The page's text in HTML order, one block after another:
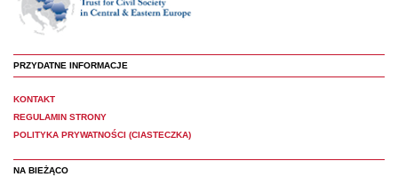
PRZYDATNE INFORMACJE
KONTAKT
REGULAMIN STRONY
POLITYKA PRYWATNOŚCI (CIASTECZKA)
NA BIEŻĄCO